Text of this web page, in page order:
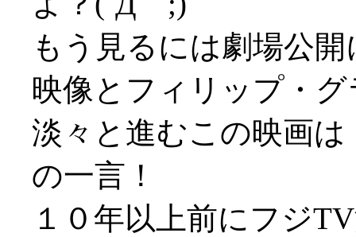
もう見るには劇場公
映像とフィリップ・
淡々と進むこの映画は
の一言！
１０年以上前にフジ